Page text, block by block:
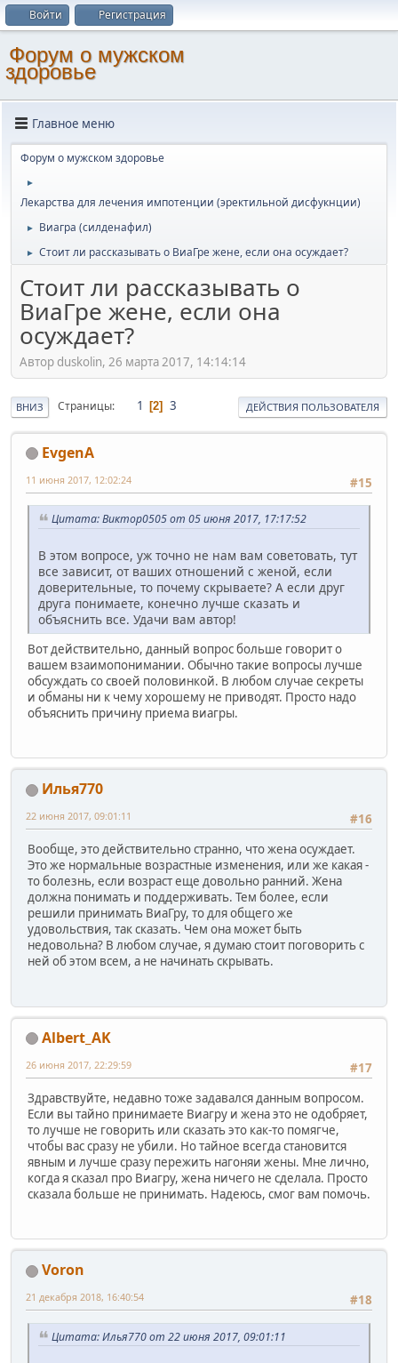
Войти Регистрация
Форум о мужском
здоровье
Главное меню
Форум о мужском здоровье
►
Лекарства для лечения импотенции (эректильной дисфукнции)
► Виагра (силденафил)
► Стоит ли рассказывать о ВиаГре жене, если она осуждает?
Стоит ли рассказывать о
ВиаГре жене, если она
осуждает?
Автор duskolin, 26 марта 2017, 14:14:14
ВНИЗ Страницы 1 2 3 ДЕЙСТВИЯ ПОЛЬЗОВАТЕЛЯ
EvgenA
#15
11 июня 2017, 12:02:24
Цитата: Виктор0505 от 05 июня 2017, 17:17:52
В этом вопросе, уж точно не нам вам советовать, тут
все зависит, от ваших отношений с женой, если
доверительные, то почему скрываете? А если друг
друга понимаете, конечно лучше сказать и
объяснить все. Удачи вам автор!
Вот действительно, данный вопрос больше говорит о
вашем взаимопонимании. Обычно такие вопросы лучше
обсуждать со своей половинкой. В любом случае секреты
и обманы ни к чему хорошему не приводят. Просто надо
объяснить причину приема виагры.
Илья770
#16
22 июня 2017, 09:01:11
Вообще, это действительно странно, что жена осуждает.
Это же нормальные возрастные изменения, или же какая -
то болезнь, если возраст еще довольно ранний. Жена
должна понимать и поддерживать. Тем более, если
решили принимать ВиаГру, то для общего же
удовольствия, так сказать. Чем она может быть
недовольна? В любом случае, я думаю стоит поговорить с
ней об этом всем, а не начинать скрывать.
Albert_AK
#17
26 июня 2017, 22:29:59
Здравствуйте, недавно тоже задавался данным вопросом.
Если вы тайно принимаете Виагру и жена это не одобряет,
то лучше не говорить или сказать это как-то помягче,
чтобы вас сразу не убили. Но тайное всегда становится
явным и лучше сразу пережить нагоняи жены. Мне лично,
когда я сказал про Виагру, жена ничего не сделала. Просто
сказала больше не принимать. Надеюсь, смог вам помочь.
Voron
#18
21 декабря 2018, 16:40:54
Цитата: Илья770 от 22 июня 2017, 09:01:11